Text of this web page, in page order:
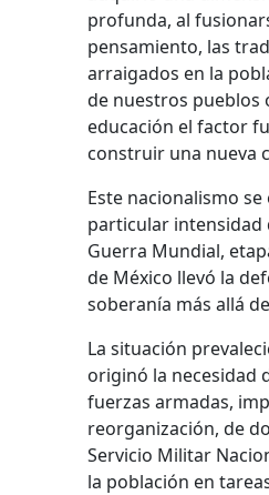
profunda, al
pensamiento, las
arraigados en la
de nuestros pueblos
educación el factor
construir una nueva
Este nacionalismo
particular intensidad
Guerra Mundial,
de México llevó la
soberanía más allá
La situación
originó la necesidad
fuerzas armadas,
reorganización, de
Servicio Militar
la población en